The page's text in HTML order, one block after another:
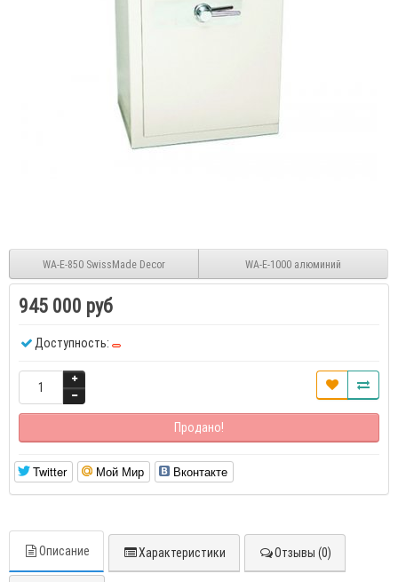
WA-E-850 SwissMade Decor WA-E-1000 алюминий
945 000 руб
Доступность:
Продано!
Twitter Мой Мир Вконтакте
Описание Характеристики Отзывы (0)